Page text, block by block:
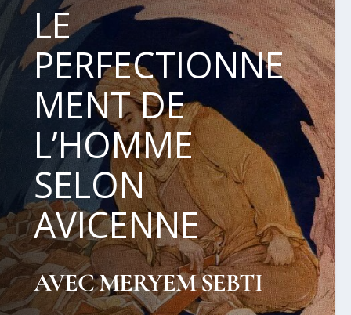
LE
PERFECTIONNE
MENT DE
L’HOMME
SELON
AVICENNE
AVEC MERYEM SEBTI